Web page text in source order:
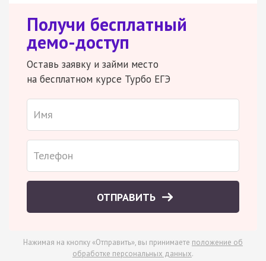
Получи бесплатный
демо-доступ
Оставь заявку и займи место
на бесплатном курсе Турбо ЕГЭ
ОТПРАВИТЬ
Нажимая на кнопку «Отправить», вы принимаете положение об
обработке персональных данных.